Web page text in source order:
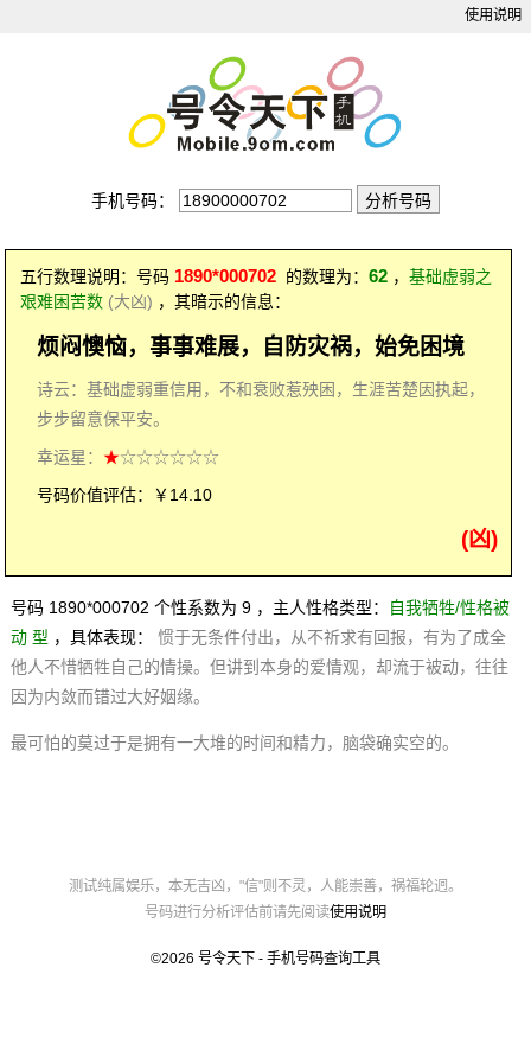
使用说明
手机号码：
五行数理说明：号码 1890*000702的数理为： 62， 基础虚弱之
艰难困苦数 (大凶) ，其暗示的信息：
烦闷懊恼，事事难展，自防灾祸，始免困境
诗云：基础虚弱重信用，不和衰败惹殃困，生涯苦楚因执起，
步步留意保平安。
幸运星： ★☆☆☆☆☆☆
号码价值评估：￥14.10
(凶)
号码 1890*000702 个性系数为 9 ，主人性格类型：
自我牺牲/性格被
动 型 ，具体表现： 惯于无条件付出，从不祈求有回报，有为了成全
他人不惜牺牲自己的情操。但讲到本身的爱情观，却流于被动，往往
因为内敛而错过大好姻缘。
最可怕的莫过于是拥有一大堆的时间和精力，脑袋确实空的。
测试纯属娱乐，本无吉凶，"信"则不灵，人能崇善，祸福轮迥。
号码进行分析评估前请先阅读使用说明
©2026 号令天下 - 手机号码查询工具